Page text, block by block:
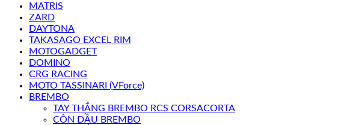
MATRIS
ZARD
DAYTONA
TAKASAGO EXCEL RIM
MOTOGADGET
DOMINO
CRG RACING
MOTO TASSINARI (VForce)
BREMBO
TAY THẮNG BREMBO RCS CORSACORTA
CÔN DẦU BREMBO